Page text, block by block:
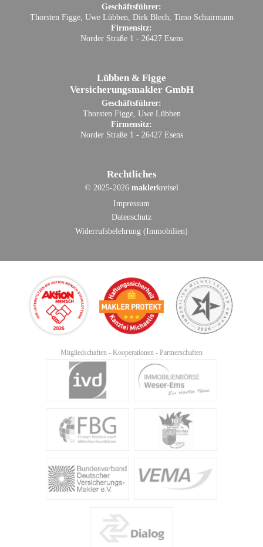
Geschäftsführer:
Thorsten Figge, Uwe Lübben, Dirk Blech, Timo Schuirmann
Firmensitz:
Norder Straße 1 - 26427 Esens
Lübben & Figge
Versicherungsmakler GmbH
Geschäftsführer:
Thorsten Figge, Uwe Lübben
Firmensitz:
Norder Straße 1 - 26427 Esens
Rechtliches
© 2025-2026 maklerkreisel
Impressum
Datenschutz
Widerrufsbelehrung (Immobilien)
Mitgliedschaften - Kooperationen - Partnerschaften